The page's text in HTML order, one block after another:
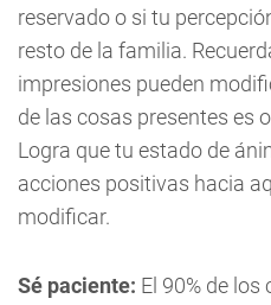
reservado o si tu
resto de la familia.
impresiones pueden
de las cosas presentes es
Logra que tu estado de
acciones positivas hacia
modificar.
Sé paciente: El 90% de